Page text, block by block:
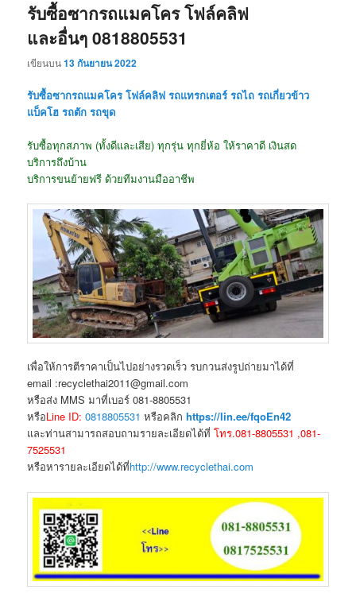
รับซื้อซากรถแมคโคร โฟล์คลิฟ
และอื่นๆ 0818805531
เขียนบน13 กันยายน 2022
รับซื้อซากรถแมคโคร โฟล์คลิฟ รถแทรกเตอร์ รถไถ รถเกี่ยวข้าว
แบ็คโฮ รถตัก รถขุด
รับซื้อทุกสภาพ (ทั้งดีและเสีย) ทุกรุ่น ทุกยี่ห้อ ให้ราคาดี เงินสด
บริการถึงบ้าน
บริการขนย้ายฟรี ด้วยทีมงานมืออาชีพ
เพื่อให้การตีราคาเป็นไปอย่างรวดเร็ว รบกวนส่งรูปถ่ายมาได้ที่
email :recyclethai2011@gmail.com
หรือส่ง MMS มาที่เบอร์ 081-8805531
หรือLine ID:0818805531 หรือคลิกhttps://lin.ee/fqoEn42
และท่านสามารถสอบถามรายละเอียดได้ที่โทร.081-8805531 ,081-
7525531
หรือหารายละเอียดได้ที่http://www.recyclethai.com